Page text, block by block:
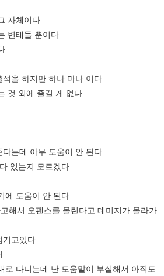
자체이다
변태들 뿐이다
을 하지만 하나 마나 이다
것 외에 즐길 게 없다
는데 아무 도움이 안 된다
있는지 모르겠다
에 도움이 안 된다
해서 오펜스를 올린다고 데미지가 올라가
기고있다
로 다니는데 난 도움말이 부실해서 아직도